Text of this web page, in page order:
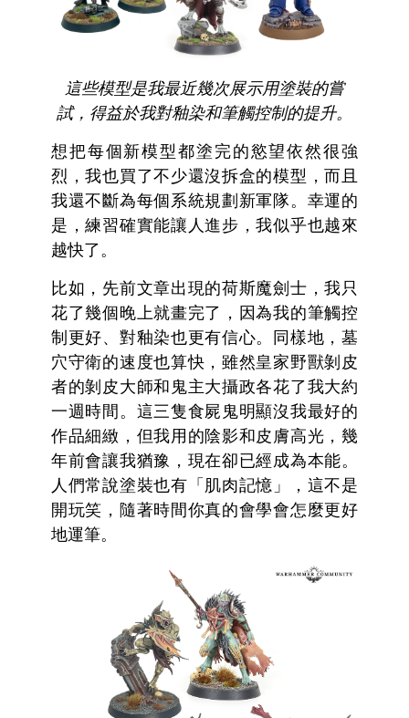
這些模型是我最近幾次展示用塗裝的嘗
試，得益於我對釉染和筆觸控制的提升。
想把每個新模型都塗完的慾望依然很強
烈，我也買了不少還沒拆盒的模型，而且
我還不斷為每個系統規劃新軍隊。幸運的
是，練習確實能讓人進步，我似乎也越來
越快了。
比如，先前文章出現的荷斯魔劍士，我只
花了幾個晚上就畫完了，因為我的筆觸控
制更好、對釉染也更有信心。同樣地，墓
穴守衛的速度也算快，雖然皇家野獸剝皮
者的剝皮大師和鬼主大攝政各花了我大約
一週時間。這三隻食屍鬼明顯沒我最好的
作品細緻，但我用的陰影和皮膚高光，幾
年前會讓我猶豫，現在卻已經成為本能。
人們常說塗裝也有「肌肉記憶」，這不是
開玩笑，隨著時間你真的會學會怎麼更好
地運筆。